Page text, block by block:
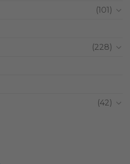
(101)
(228)
(42)